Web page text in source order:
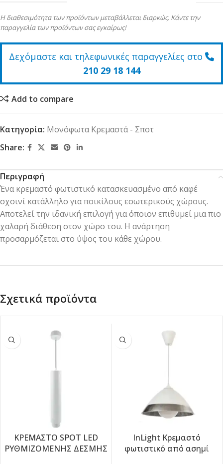
Η διαθεσιμότητα των προϊόντων μεταβάλλεται διαρκώς. Κάντε την
παραγγελία των προϊόντων σας εγκαίρως!
Δεχόμαστε και τηλεφωνικές παραγγελίες στο
210 29 18 144
Add to compare
Κατηγορία: Μονόφωτα Κρεμαστά - Σποτ
Share:
Περιγραφή
Ένα κρεμαστό φωτιστικό κατασκευασμένο από καφέ
σχοινί κατάλληλο για ποικίλους εσωτερικούς χώρους.
Αποτελεί την ιδανική επιλογή για όποιον επιθυμεί μια πιο
χαλαρή διάθεση στον χώρο του. Η ανάρτηση
προσαρμόζεται στο ύψος του κάθε χώρου.
Σχετικά προϊόντα
-5%ΚΡΕΜΑΣΤΟ SPOT LED
ΡΥΘΜΙΖΟΜΕΝΗΣ ΔΕΣΜΗΣ
InLight Κρεμαστό
φωτιστικό από ασημί